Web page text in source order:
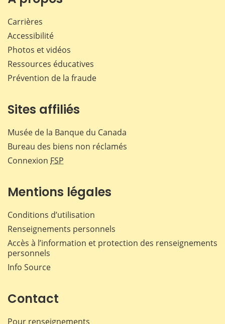
Carrières
Accessibilité
Photos et vidéos
Ressources éducatives
Prévention de la fraude
Sites affiliés
Musée de la Banque du Canada
Bureau des biens non réclamés
Connexion FSP
Mentions légales
Conditions d’utilisation
Renseignements personnels
Accès à l’information et protection des renseignements
personnels
Info Source
Contact
Pour renseignements